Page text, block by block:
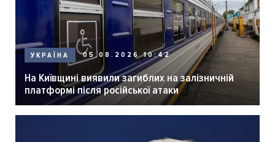
УКРАЇНА 05.08.2026 10:42
На Київщині виявили загиблих на залізничній
платформі після російської атаки